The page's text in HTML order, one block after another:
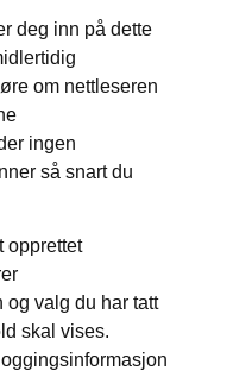
deg inn på dette
om nettleseren
ingen
så snart du
opprettet
valg du har tatt
skal vises.